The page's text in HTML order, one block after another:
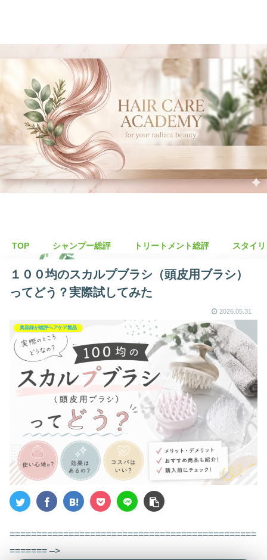
TOP シャンプー総評 トリートメント総評 スタイ
１００均のスカルプブラシ（頭皮用ブラシ）
ってどう？実際試してみた
2026.05.31
美容師が総評ヘアケア製品
==============================================
======= –>